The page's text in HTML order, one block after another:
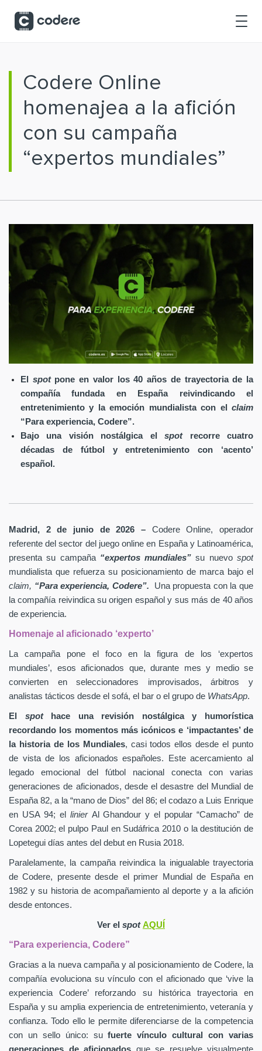
Codere Online
homenajea a la afición
con su campaña
“expertos mundiales”
El spot pone en valor los 40 años de trayectoria de la
compañía fundada en España reivindicando el
entretenimiento y la emoción mundialista con el claim
“Para experiencia, Codere”.
Bajo una visión nostálgica elspotrecorre cuatro
décadas de fútbol y entretenimiento con ‘acento’
español.
Madrid, 2 de junio de 2026 – Codere Online, operador
referente del sector del juego online en España y Latinoamérica,
presenta su campaña “expertos mundiales” su nuevospot
mundialista que refuerza su posicionamiento de marca bajo el
claim, “Para experiencia, Codere”.
Una propuesta con la que
la compañía reivindica su origen español y sus más de 40 años
de experiencia.
Homenaje al aficionado ‘experto’
La campaña pone el foco en la figura de los ‘expertos
mundiales’, esos aficionados que, durante mes y medio se
convierten en seleccionadores improvisados, árbitros y
analistas tácticos desde el sofá, el bar o el grupo de WhatsApp.
El spothace una revisión nostálgica y humorística
recordando los momentos más icónicos e ‘impactantes’ de
la historia de los Mundiales, casi todos ellos desde el punto
de vista de los aficionados españoles. Este acercamiento al
legado emocional del fútbol nacional conecta con varias
generaciones de aficionados, desde el desastre del Mundial de
España 82, a la “mano de Dios” del 86; el codazo a Luis Enrique
en USA 94; el linier Al Ghandour y el popular “Camacho” de
Corea 2002; el pulpo Paul en Sudáfrica 2010 o la destitución de
Lopetegui días antes del debut en Rusia 2018.
Paralelamente, la campaña reivindica la inigualable trayectoria
de Codere, presente desde el primer Mundial de España en
1982 y su historia de acompañamiento al deporte y a la afición
desde entonces.
Ver el spotAQUÍ
“Para experiencia, Codere”
Gracias a la nueva campaña y al posicionamiento de Codere, la
compañía evoluciona su vínculo con el aficionado que ‘vive la
experiencia Codere’ reforzando su histórica trayectoria en
España y su amplia experiencia de entretenimiento, veteranía y
confianza. Todo ello le permite diferenciarse de la competencia
con un sello único: sufuerte vínculo cultural con varias